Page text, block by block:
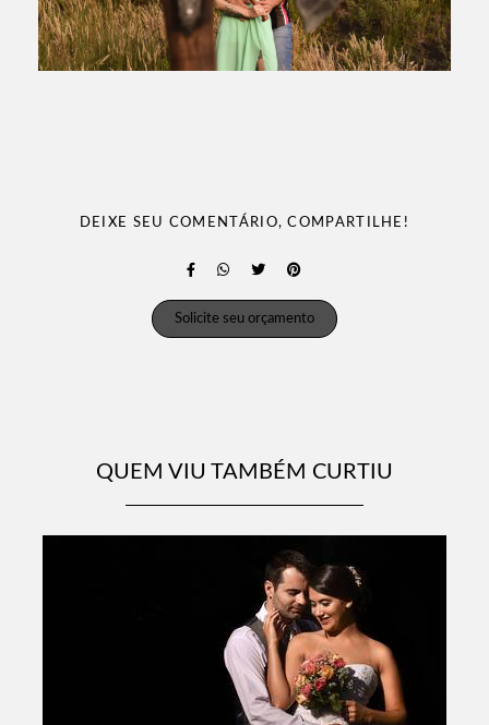
DEIXE SEU COMENTÁRIO, COMPARTILHE!
Solicite seu orçamento
QUEM VIU TAMBÉM CURTIU